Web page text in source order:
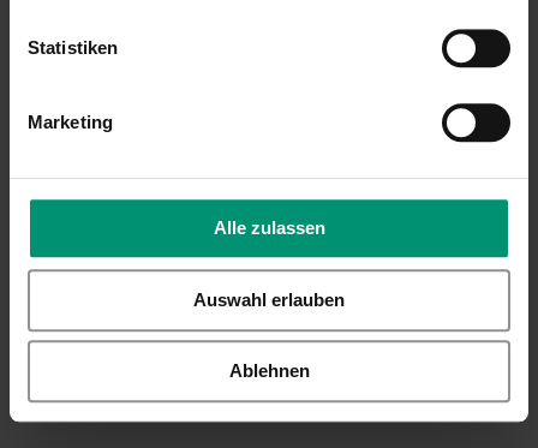
Statistiken
Marketing
Alle zulassen
Auswahl erlauben
Ablehnen
Angler-Gravur,
perfektes
Vatertag
Inkl. 19% Steuern,exkl.
Versandkosten
REZENSIONEN